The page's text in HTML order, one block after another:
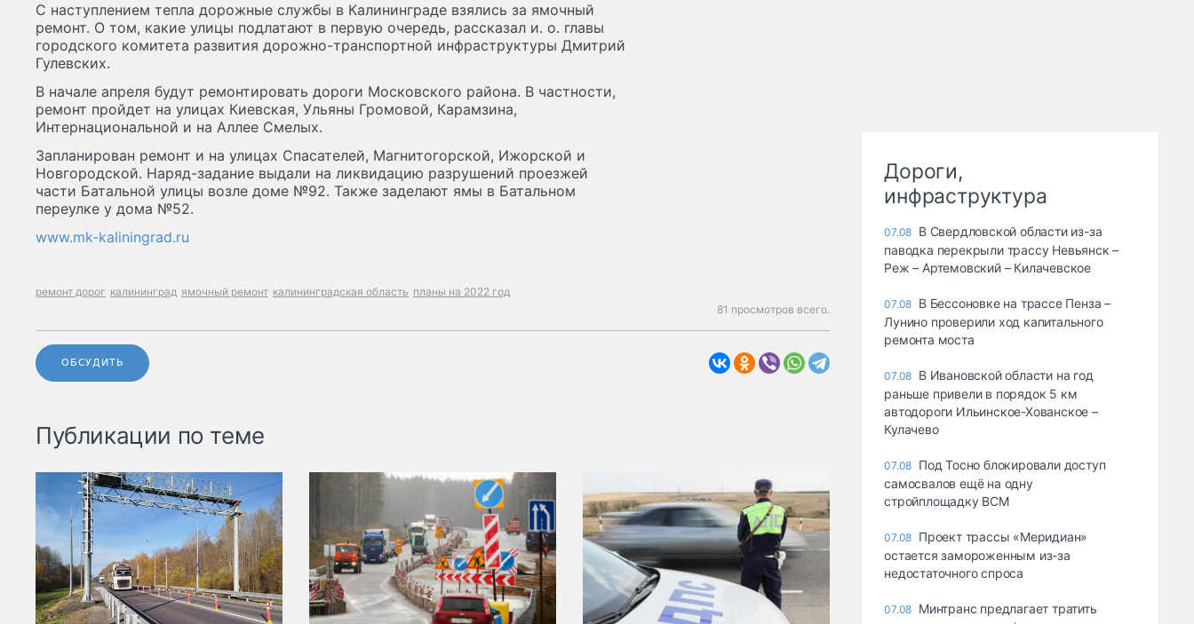
С наступлением тепла дорожные службы в Калининграде взялись за ямочный
ремонт. О том, какие улицы подлатают в первую очередь, рассказал и. о. главы
городского комитета развития дорожно-транспортной инфраструктуры Дмитрий
Гулевских.
В начале апреля будут ремонтировать дороги Московского района. В частности,
ремонт пройдет на улицах Киевская, Ульяны Громовой, Карамзина,
Интернациональной и на Аллее Смелых.
Запланирован ремонт и на улицах Спасателей, Магнитогорской, Ижорской и
Новгородской. Наряд-задание выдали на ликвидацию разрушений проезжей
части Батальной улицы возле доме №92. Также заделают ямы в Батальном
переулке у дома №52.
www.mk-kaliningrad.ru
ремонт дорог калининград ямочный ремонт калининградская область планы на 2022 год
81 просмотров всего.
ОБСУДИТЬ
Публикации по теме
Дороги,
инфраструктура
07.08 В Свердловской области из-за
паводка перекрыли трассу Невьянск –
Реж – Артемовский – Килачевское
07.08 В Бессоновке на трассе Пенза –
Лунино проверили ход капитального
ремонта моста
07.08 В Ивановской области на год
раньше привели в порядок 5 км
автодороги Ильинское-Хованское –
Кулачево
07.08 Под Тосно блокировали доступ
самосвалов ещё на одну
стройплощадку ВСМ
07.08 Проект трассы «Меридиан»
остается замороженным из-за
недостаточного спроса
07.08 Минтранс предлагает тратить